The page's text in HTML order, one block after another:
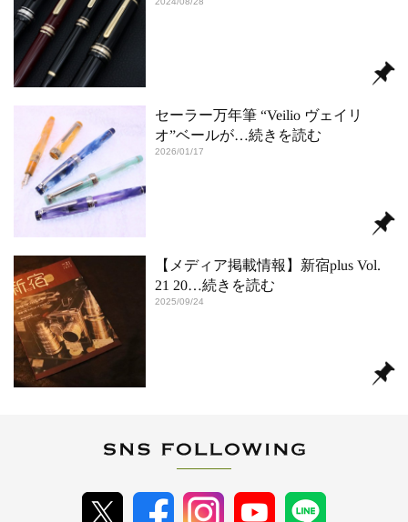
セーラー万年筆 “Veilio ヴェイリ
オ”ベールが…続きを読む
2026/01/17
【メディア掲載情報】新宿plus Vol.
21 20…続きを読む
2025/09/24